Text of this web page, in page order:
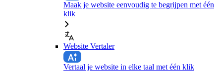
Maak je website eenvoudig te begrijpen met één
klik
Website Vertaler
Vertaal je website in elke taal met één klik